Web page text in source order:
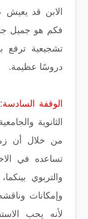
الابن قد يعيش
فكم هو جميل
تشجيعية ترفع
دروسًا عظيمة.
الوقفة السادسة:
الثانوية
من خلال أن
تساعده في
والتربوي
وإمكانات
لأنه يحب